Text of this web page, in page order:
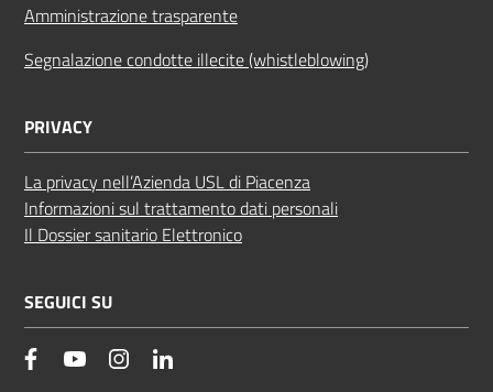
Amministrazione trasparente
Segnalazione condotte illecite (whistleblowing)
PRIVACY
La privacy nell’Azienda USL di Piacenza
Informazioni sul trattamento dati personali
Il Dossier sanitario Elettronico
SEGUICI SU
facebookYouTube Instagram